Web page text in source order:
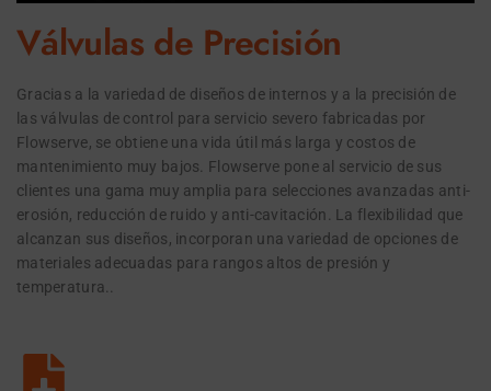
Válvulas de Precisión
Gracias a la variedad de diseños de internos y a la precisión de
las válvulas de control para servicio severo fabricadas por
Flowserve, se obtiene una vida útil más larga y costos de
mantenimiento muy bajos. Flowserve pone al servicio de sus
clientes una gama muy amplia para selecciones avanzadas anti-
erosión, reducción de ruido y anti-cavitación. La flexibilidad que
alcanzan sus diseños, incorporan una variedad de opciones de
materiales adecuadas para rangos altos de presión y
temperatura..